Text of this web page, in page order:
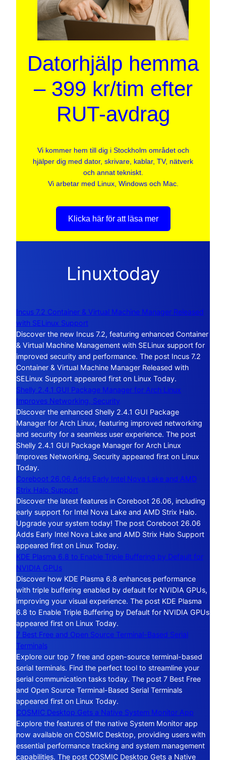
Datorhjälp hemma
– 399 kr/tim efter
RUT-avdrag
Vi kommer hem till dig i Stockholm området och
hjälper dig med dator, skrivare, kablar, TV, nätverk
och annat tekniskt.
Vi arbetar med Linux, Windows och Mac.
Klicka här för att läsa mer
Linuxtoday
Incus 7.2 Container & Virtual Machine Manager Released
with SELinux Support
Discover the new Incus 7.2, featuring enhanced Container
& Virtual Machine Management with SELinux support for
improved security and performance. The post Incus 7.2
Container & Virtual Machine Manager Released with
SELinux Support appeared first on Linux Today.
Shelly 2.4.1 GUI Package Manager for Arch Linux
Improves Networking, Security
Discover the enhanced Shelly 2.4.1 GUI Package
Manager for Arch Linux, featuring improved networking
and security for a seamless user experience. The post
Shelly 2.4.1 GUI Package Manager for Arch Linux
Improves Networking, Security appeared first on Linux
Today.
Coreboot 26.06 Adds Early Intel Nova Lake and AMD
Strix Halo Support
Discover the latest features in Coreboot 26.06, including
early support for Intel Nova Lake and AMD Strix Halo.
Upgrade your system today! The post Coreboot 26.06
Adds Early Intel Nova Lake and AMD Strix Halo Support
appeared first on Linux Today.
KDE Plasma 6.8 to Enable Triple Buffering by Default for
NVIDIA GPUs
Discover how KDE Plasma 6.8 enhances performance
with triple buffering enabled by default for NVIDIA GPUs,
improving your visual experience. The post KDE Plasma
6.8 to Enable Triple Buffering by Default for NVIDIA GPUs
appeared first on Linux Today.
7 Best Free and Open Source Terminal-Based Serial
Terminals
Explore our top 7 free and open-source terminal-based
serial terminals. Find the perfect tool to streamline your
serial communication tasks today. The post 7 Best Free
and Open Source Terminal-Based Serial Terminals
appeared first on Linux Today.
COSMIC Desktop Gets a Native System Monitor App
Explore the features of the native System Monitor app
now available on COSMIC Desktop, providing users with
essential performance tracking and system management
capabilities. The post COSMIC Desktop Gets a Native